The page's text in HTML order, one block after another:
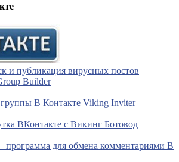
и публикация вирусных постов
Builder
В Контакте Viking Inviter
ВКонтакте с Викинг Ботовод
программа для обмена комментариями В